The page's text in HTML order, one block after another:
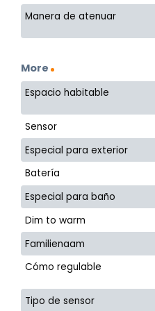
Manera de atenuar
More
Espacio habitable
Sensor
Especial para exterior
Batería
Especial para baño
Dim to warm
Familienaam
Cómo regulable
Tipo de sensor